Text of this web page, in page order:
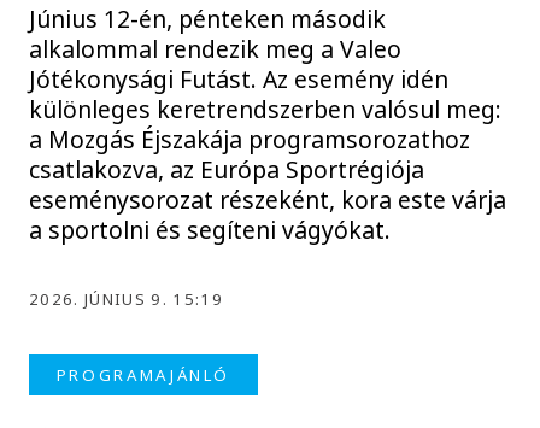
Június 12-én, pénteken második
alkalommal rendezik meg a Valeo
Jótékonysági Futást. Az esemény idén
különleges keretrendszerben valósul meg:
a Mozgás Éjszakája programsorozathoz
csatlakozva, az Európa Sportrégiója
eseménysorozat részeként, kora este várja
a sportolni és segíteni vágyókat.
2026. JÚNIUS 9. 15:19
PROGRAMAJÁNLÓ